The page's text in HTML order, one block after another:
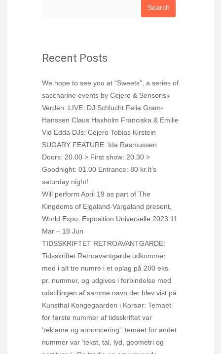
f
r
Recent Posts
We hope to see you at “Sweets”, a series of
saccharine events by Cejero & Sensorisk
Verden :LIVE: DJ Schlucht Felia Gram-
Hanssen Claus Haxholm Franciska & Emilie
Vid Edda DJs: Cejero Tobias Kirstein
SUGARY FEATURE: Ida Rasmussen
Doors: 20.00 > First show: 20.30 >
Goodnight: 01.00 Entrance: 80 kr.It’s
saturday night!
Will perform April 19 as part of The
Kingdoms of Elgaland-Vargaland present,
World Expo, Exposition Universelle 2023 11
Mar – 18 Jun
TIDSSKRIFTET RETROAVANTGARDE:
Tidsskriftet Retroavantgarde udkommer
med i alt tre numre i et oplag på 200 eks.
pr. nummer, og udgives i forbindelse med
udstillingen af samme navn der blev vist på
Kunsthal Kongegaarden i Korsør: Temaet
for første nummer af tidsskriftet var
‘reklame og annoncering’, temaet for andet
nummer var ‘tekst, tal, lyd, geometri og